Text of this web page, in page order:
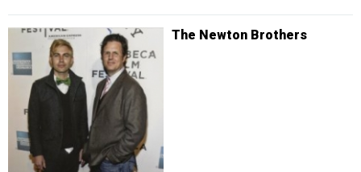
The Newton Brothers